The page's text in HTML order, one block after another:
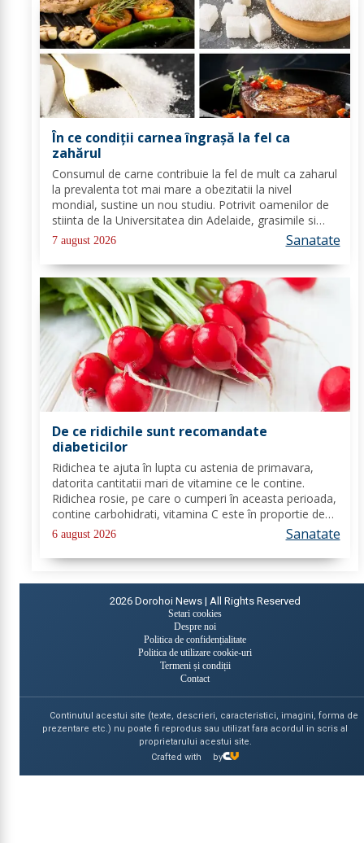
În ce condiții carnea îngrașă la fel ca
zahărul
Consumul de carne contribuie la fel de mult ca zaharul
la prevalenta tot mai mare a obezitatii la nivel
mondial, sustine un nou studiu. Potrivit oamenilor de
stiinta de la Universitatea din Adelaide, grasimile si
carbohidratii ne pot oferi suficienta energie pentru a
satisface cererile...
7 august 2026 Sanatate
De ce ridichile sunt recomandate
diabeticilor
Ridichea te ajuta în lupta cu astenia de primavara,
datorita cantitatii mari de vitamine ce le contine.
Ridichea rosie, pe care o cumperi în aceasta perioada,
contine carbohidrati, vitamina C este în proportie de
25%, vitamina B, acid folic, potasiu, magneziu si multe
alte componente ce-ti sunt de...
6 august 2026 Sanatate
2026 Dorohoi News | All Rights Reserved
Setari cookies
Despre noi
Politica de confidențialitate
Politica de utilizare cookie-uri
Termeni și condiții
Contact
Continutul acestui site (texte, descrieri, caracteristici, imagini, forma de
prezentare etc.) nu poate fi reprodus sau utilizat fara acordul in scris al
proprietarului acestui site.
Crafted with
by